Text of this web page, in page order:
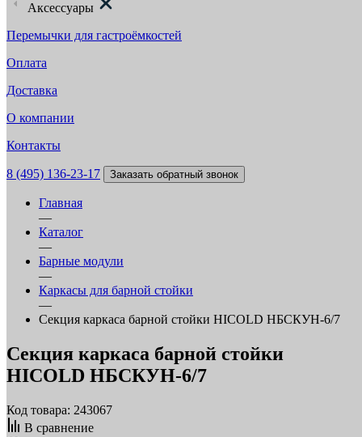
Аксессуары
Перемычки для гастроёмкостей
Оплата
Доставка
О компании
Контакты
8 (495) 136-23-17 Заказать обратный звонок
Главная
—
Каталог
—
Барные модули
—
Каркасы для барной стойки
—
Секция каркаса барной стойки HICOLD НБСКУН-6/7
Секция каркаса барной стойки
HICOLD НБСКУН-6/7
Код товара: 243067
В сравнение